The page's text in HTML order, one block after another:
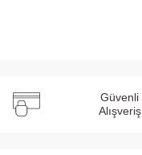
Güvenli
Alışveriş